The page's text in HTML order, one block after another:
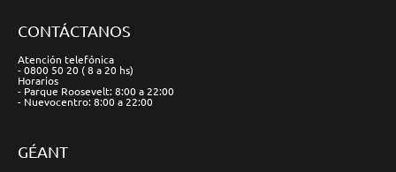
CONTÁCTANOS
Atención telefónica
- 0800 50 20 ( 8 a 20 hs)
Horarios
- Parque Roosevelt: 8:00 a 22:00
- Nuevocentro: 8:00 a 22:00
GÉANT